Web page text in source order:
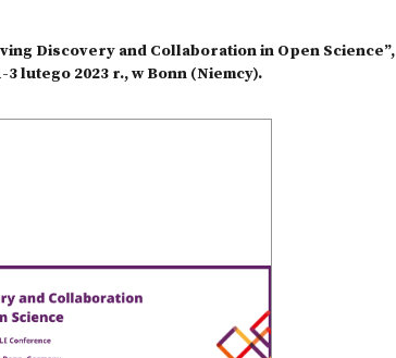
Discovery and Collaboration in Open Science”,
lutego 2023 r., w Bonn (Niemcy).